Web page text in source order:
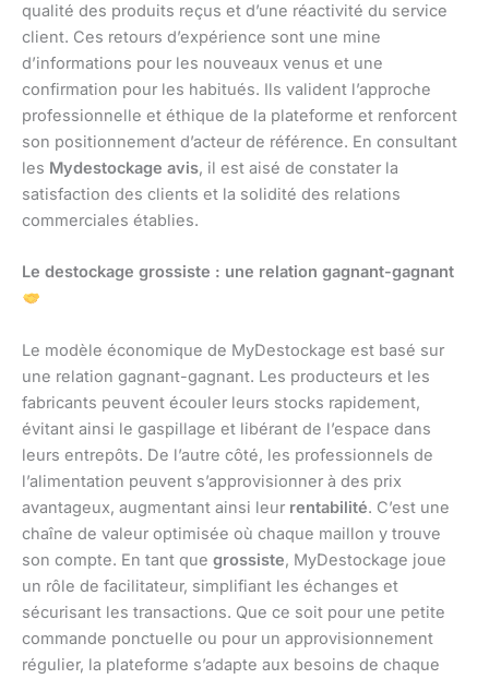
qualité des produits reçus et d’une réactivité du service
client. Ces retours d’expérience sont une mine
d’informations pour les nouveaux venus et une
confirmation pour les habitués. Ils valident l’approche
professionnelle et éthique de la plateforme et renforcent
son positionnement d’acteur de référence. En consultant
les Mydestockage avis, il est aisé de constater la
satisfaction des clients et la solidité des relations
commerciales établies.
Le destockage grossiste : une relation gagnant-gagnant
Le modèle économique de MyDestockage est basé sur
une relation gagnant-gagnant. Les producteurs et les
fabricants peuvent écouler leurs stocks rapidement,
évitant ainsi le gaspillage et libérant de l’espace dans
leurs entrepôts. De l’autre côté, les professionnels de
l’alimentation peuvent s’approvisionner à des prix
avantageux, augmentant ainsi leur rentabilité. C’est une
chaîne de valeur optimisée où chaque maillon y trouve
son compte. En tant que grossiste, MyDestockage joue
un rôle de facilitateur, simplifiant les échanges et
sécurisant les transactions. Que ce soit pour une petite
commande ponctuelle ou pour un approvisionnement
régulier, la plateforme s’adapte aux besoins de chaque